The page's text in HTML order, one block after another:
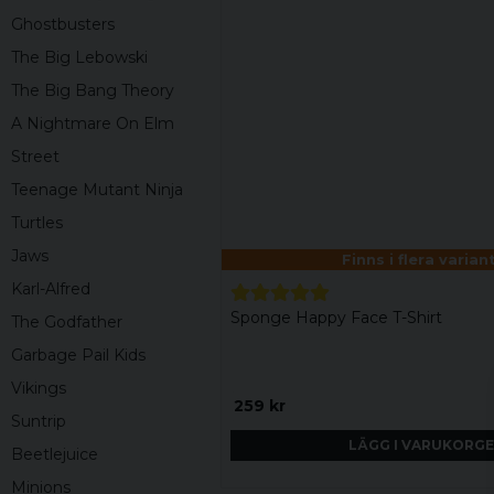
Ghostbusters
The Big Lebowski
The Big Bang Theory
A Nightmare On Elm
Street
Teenage Mutant Ninja
Turtles
Jaws
Karl-Alfred
The Godfather
Garbage Pail Kids
Vikings
Suntrip
Beetlejuice
Minions
Finns i flera
Sponge Happy Face T-Shirt
259 kr
LÄGG I